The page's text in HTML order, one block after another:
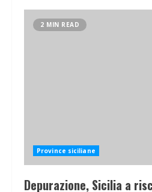
2 MIN READ
Province siciliane
Depurazione, Sicilia a